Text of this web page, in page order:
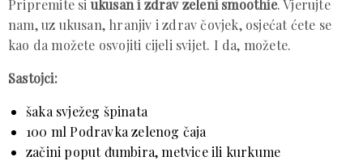
Pripremite siukusan i zdrav zeleni smoothie. Vjerujte
nam, uz ukusan, hranjiv i zdrav čovjek, osjećat ćete se
kao da možete osvojiti cijeli svijet. I da, možete.
Sastojci:
šaka svježeg špinata
100 ml Podravka zelenog čaja
začini poput đumbira, metvice ili kurkume